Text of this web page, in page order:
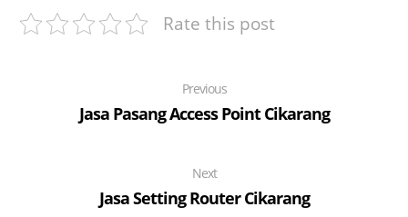
Rate this post
Previous
Jasa Pasang Access Point Cikarang
Next
Jasa Setting Router Cikarang